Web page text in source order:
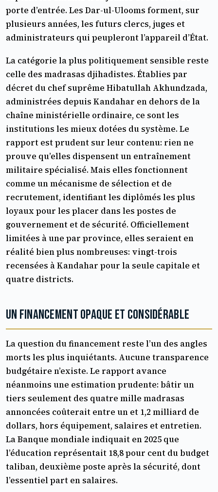
porte d’entrée. Les Dar-ul-Ulooms forment, sur
plusieurs années, les futurs clercs, juges et
administrateurs qui peupleront l’appareil d’État.
La catégorie la plus politiquement sensible reste
celle des madrasas djihadistes. Établies par
décret du chef suprême Hibatullah Akhundzada,
administrées depuis Kandahar en dehors de la
chaîne ministérielle ordinaire, ce sont les
institutions les mieux dotées du système. Le
rapport est prudent sur leur contenu: rien ne
prouve qu’elles dispensent un entraînement
militaire spécialisé. Mais elles fonctionnent
comme un mécanisme de sélection et de
recrutement, identifiant les diplômés les plus
loyaux pour les placer dans les postes de
gouvernement et de sécurité. Officiellement
limitées à une par province, elles seraient en
réalité bien plus nombreuses: vingt-trois
recensées à Kandahar pour la seule capitale et
quatre districts.
Un financement opaque et considérable
La question du financement reste l’un des angles
morts les plus inquiétants. Aucune transparence
budgétaire n’existe. Le rapport avance
néanmoins une estimation prudente: bâtir un
tiers seulement des quatre mille madrasas
annoncées coûterait entre un et 1,2 milliard de
dollars, hors équipement, salaires et entretien.
La Banque mondiale indiquait en 2025 que
l’éducation représentait 18,8 pour cent du budget
taliban, deuxième poste après la sécurité, dont
l’essentiel part en salaires.